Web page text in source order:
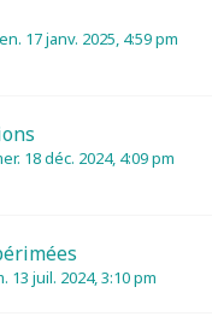
17 janv. 2025, 4:59 pm
18 déc. 2024, 4:09 pm
13 juil. 2024, 3:10 pm